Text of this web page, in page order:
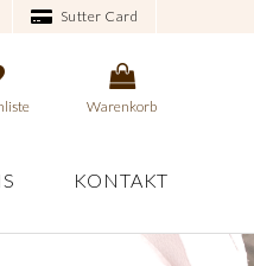
Sutter Card
Warenkorb
KONTAKT